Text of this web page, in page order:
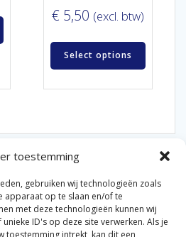
toestemming
gebruiken wij technologieën zoals
apparaat op te slaan en/of te
met deze technologieën kunnen wij
ID's op deze site verwerken. Als je
toestemming intrekt, kan dit een
€ 5,50 (excl. btw)
Select options
Las en Radiateurenbedrijf.